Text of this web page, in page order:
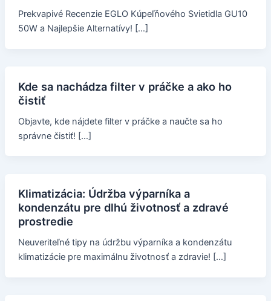
Prekvapivé Recenzie EGLO Kúpeľňového Svietidla GU10
50W a Najlepšie Alternatívy! […]
Kde sa nachádza filter v práčke a ako ho
čistiť
Objavte, kde nájdete filter v práčke a naučte sa ho
správne čistiť! […]
Klimatizácia: Údržba výparníka a
kondenzátu pre dlhú životnosť a zdravé
prostredie
Neuveriteľné tipy na údržbu výparníka a kondenzátu
klimatizácie pre maximálnu životnosť a zdravie! […]